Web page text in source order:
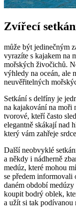
Zvířecí
může být jedinečným
vyrazíte s kajakem ​na
mořských živočichů.
​výhledy na oceán, ale
neuvěřitelných
Setkání ⁤s delfíny je
na ​kajakování na moři
tvorové, kteří ​často
⁣elegantně skákají nad
který vám ⁤zahřeje
Další neobvyklé
a někdy i ⁢nádherně
medúz, které mohou
se ​předem informovali
daném‌ období medúzy
koupit bodrý ⁤oblek,
a ​užít si tak⁤